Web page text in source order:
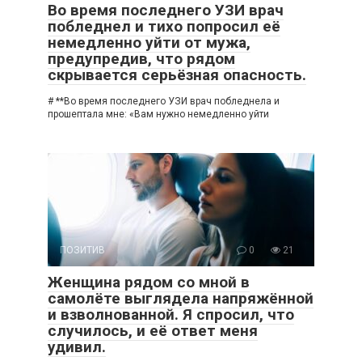
Во время последнего УЗИ врач
побледнел и тихо попросил её
немедленно уйти от мужа,
предупредив, что рядом
скрывается серьёзная опасность.
# **Во время последнего УЗИ врач побледнела и
прошептала мне: «Вам нужно немедленно уйти
ПОЗИТИВ 0 21
Женщина рядом со мной в
самолёте выглядела напряжённой
и взволнованной. Я спросил, что
случилось, и её ответ меня
удивил.